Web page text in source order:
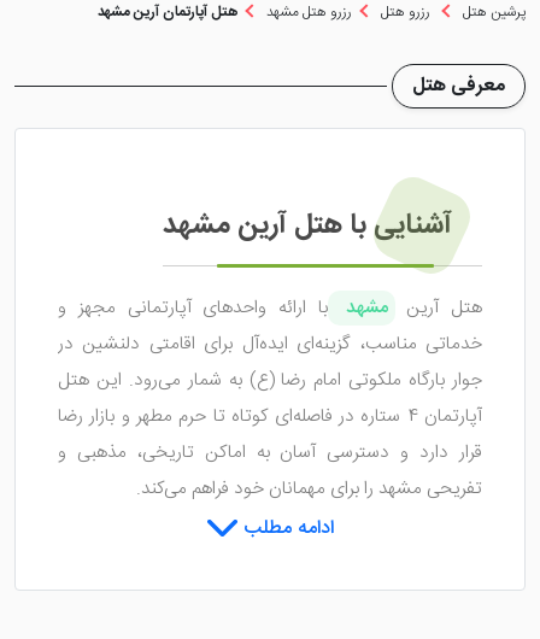
پرشین هتل
رزرو هتل رزرو هتل مشهد هتل آپارتمان آرین مشهد
معرفی هتل
آشنایی با هتل آرین مشهد
هتل آرین مشهد
با ارائه واحدهای آپارتمانی مجهز و
خدماتی مناسب، گزینه‌ای ایده‌آل برای اقامتی دلنشین در
جوار بارگاه ملکوتی امام رضا (ع) به شمار می‌رود. این هتل
آپارتمان 4 ستاره در فاصله‌ای کوتاه تا حرم مطهر و بازار رضا
قرار دارد و دسترسی آسان به اماکن تاریخی، مذهبی و
تفریحی مشهد را برای مهمانان خود فراهم می‌کند.
ادامه مطلب